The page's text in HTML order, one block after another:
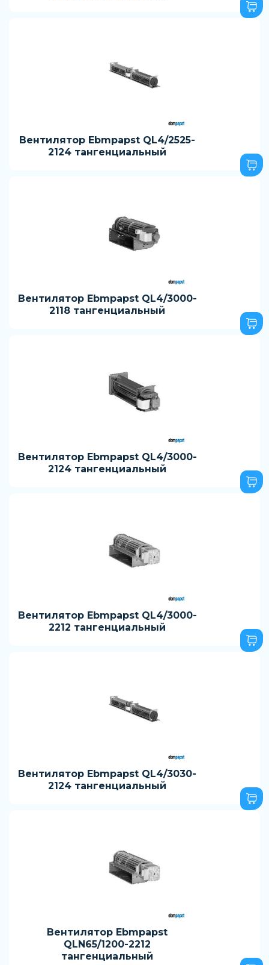
Вентилятор Ebmpapst QL4/2525-
2124 тангенциальный
Вентилятор Ebmpapst QL4/3000-
2118 тангенциальный
Вентилятор Ebmpapst QL4/3000-
2124 тангенциальный
Вентилятор Ebmpapst QL4/3000-
2212 тангенциальный
Вентилятор Ebmpapst QL4/3030-
2124 тангенциальный
Вентилятор Ebmpapst
QLN65/1200-2212
тангенциальный